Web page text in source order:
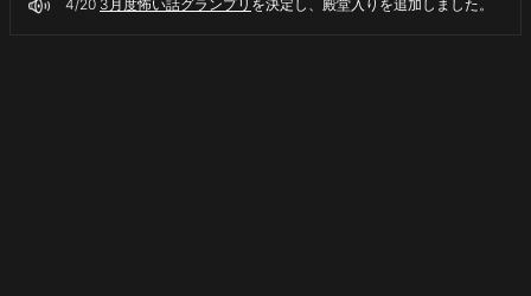
4/20 3月度怖い話グランプリ を決定し、殿堂入りを追加しました。